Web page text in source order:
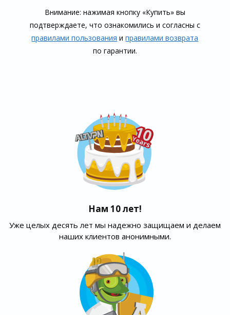
Внимание: нажимая кнопку «Купить» вы
подтверждаете, что озна­комились и согласны с
правилами пользования иправилами воз­врата
по гарантии.
Нам 10 лет!
Уже целых десять лет мы надежно защищаем и делаем
наших клиентов анонимными.